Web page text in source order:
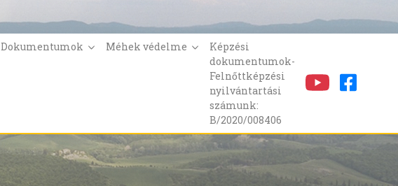
Dokumentumok Méhek védelme
Képzési
dokumentumok-
Felnőttképzési
nyilvántartási
számunk:
B/2020/008406